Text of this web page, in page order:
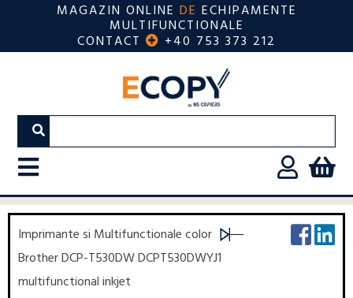
MAGAZIN ONLINE DE ECHIPAMENTE
MULTIFUNCTIONALE
CONTACT +40 753 373 212
Imprimante si Multifunctionale color
Brother DCP-T530DW DCPT530DWYJ1
multifunctional inkjet